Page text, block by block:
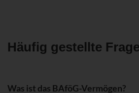
Häufig gestellte
Was ist das BAföG-Vermögen?